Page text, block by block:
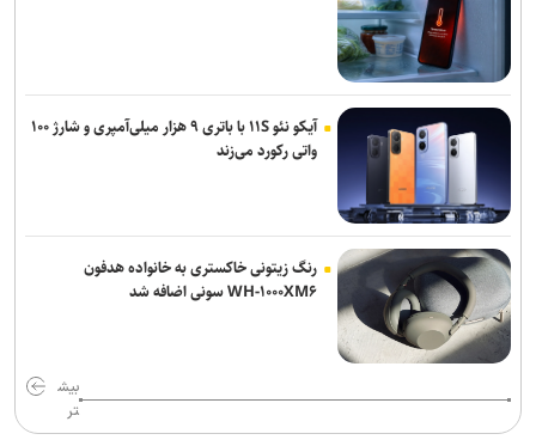
آیکو نئو ۱۱S با باتری ۹ هزار میلی‌آمپری و شارژ ۱۰۰
واتی رکورد می‌زند
رنگ زیتونی خاکستری به خانواده هدفون
WH-۱۰۰۰XM۶ سونی اضافه شد
بیش
تر